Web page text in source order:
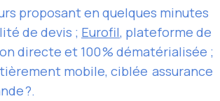
proposant en quelques minutes
de devis ; Eurofil, plateforme de
directe et 100 % dématérialisée ;
mobile, ciblée assurance
?.